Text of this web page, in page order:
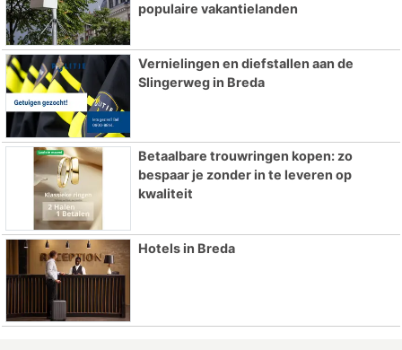
populaire vakantielanden
Vernielingen en diefstallen aan de
Slingerweg in Breda
Betaalbare trouwringen kopen: zo
bespaar je zonder in te leveren op
kwaliteit
Hotels in Breda